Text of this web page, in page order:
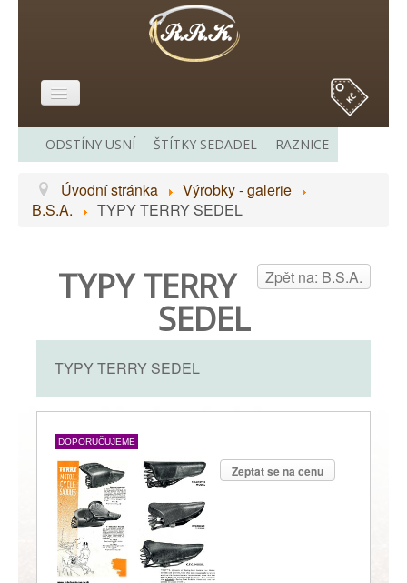
VÝROBKY - GALERIE
KONTAKT
ODSTÍNY USNÍ ŠTÍTKY SEDADEL RAZNICE
Úvodní stránka
Výrobky - galerie
B.S.A.
TYPY TERRY SEDEL
Zpět na: B.S.A.
TYPY TERRY
SEDEL
TYPY TERRY SEDEL
DOPORUČUJEME
Zeptat se na cenu